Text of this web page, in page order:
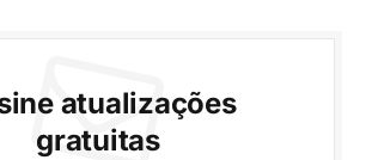
atualizações
gratuitas